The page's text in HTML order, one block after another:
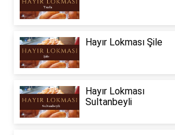
Hayır Lokması Şile
Hayır Lokması
Sultanbeyli